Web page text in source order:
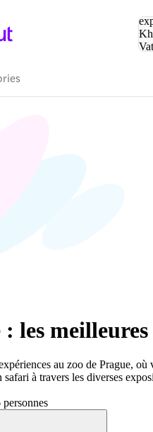
les meilleures
au zoo de Prague,
à travers les diverses